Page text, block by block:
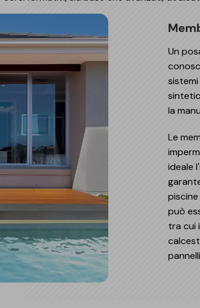
Piscine
Membrane Sopremapool
Un
la
Le
ideale
può
tra cui